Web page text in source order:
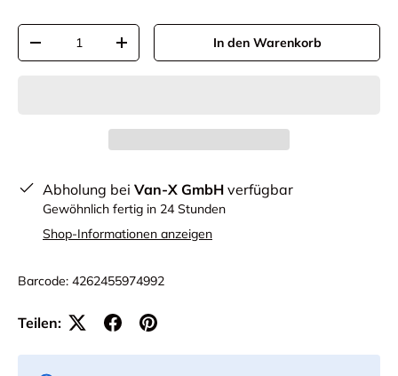
Anzahl
-
+ In den Warenkorb
Abholung bei Van-X GmbH verfügbar
Gewöhnlich fertig in 24 Stunden
Shop-Informationen anzeigen
Barcode: 4262455974992
Teilen: